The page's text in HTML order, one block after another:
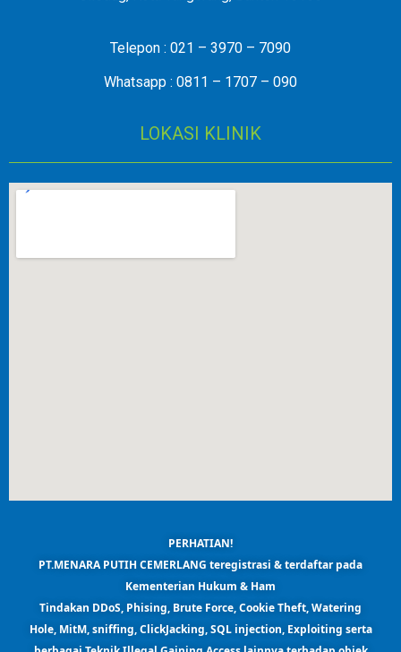
Telepon : 021 – 3970 – 7090
Whatsapp : 0811 – 1707 – 090
LOKASI KLINIK
PERHATIAN!
PT.MENARA PUTIH CEMERLANG teregistrasi & terdaftar pada
Kementerian Hukum & Ham
Tindakan DDoS, Phising, Brute Force, Cookie Theft, Watering
Hole, MitM, sniffing, ClickJacking, SQL injection, Exploiting serta